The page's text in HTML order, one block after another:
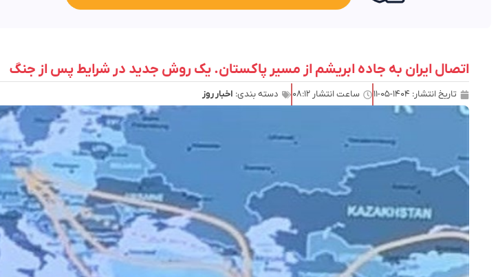
اتصال ایران به جاده ابریشم از مسیر پاکستان. یک روش جدید در شرایط پس از جنگ
تاریخ انتشار: ۱۴۰۴-۰۵-۱۱ ساعت انتشار ۰۸:۱۲ دسته بندی: اخبار روز